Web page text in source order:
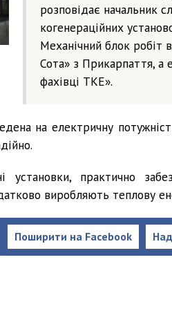
розповідає начальник
когенераційних
Механічний блок робіт
Сота» з Прикарпаття, а
фахівці ТКЕ».
на електричну
установки, практично
виробляють теплову
Поширити на Facebook